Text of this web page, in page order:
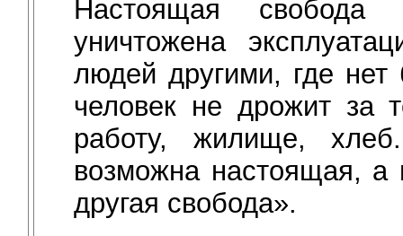
Настоящая
уничтожена
людей другими, где нет
человек не дрожит за
работу, жилище,
возможна настоящая, а
другая свобода».